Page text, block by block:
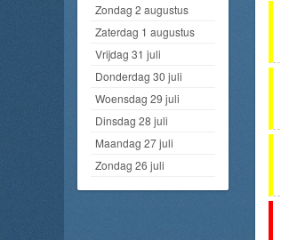
Zondag 2 augustus
Zaterdag 1 augustus
Vrijdag 31 juli
Donderdag 30 juli
Woensdag 29 juli
Dinsdag 28 juli
Maandag 27 juli
Zondag 26 juli